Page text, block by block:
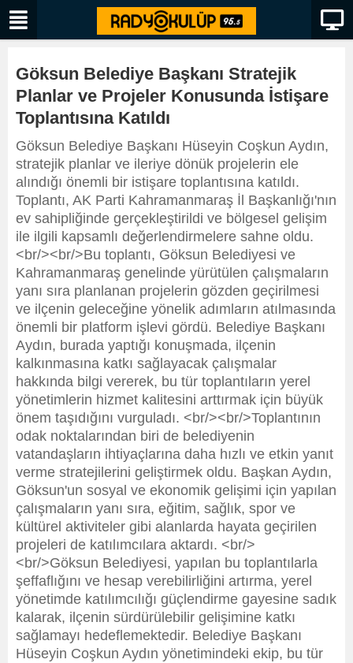
Göksun Belediye Başkanı Stratejik
Planlar ve Projeler Konusunda İstişare
Toplantısına Katıldı
Göksun Belediye Başkanı Hüseyin Coşkun Aydın,
stratejik planlar ve ileriye dönük projelerin ele
alındığı önemli bir istişare toplantısına katıldı.
Toplantı, AK Parti Kahramanmaraş İl Başkanlığı'nın
ev sahipliğinde gerçekleştirildi ve bölgesel gelişim
ile ilgili kapsamlı değerlendirmelere sahne oldu.
<br/><br/>Bu toplantı, Göksun Belediyesi ve
Kahramanmaraş genelinde yürütülen çalışmaların
yanı sıra planlanan projelerin gözden geçirilmesi
ve ilçenin geleceğine yönelik adımların atılmasında
önemli bir platform işlevi gördü. Belediye Başkanı
Aydın, burada yaptığı konuşmada, ilçenin
kalkınmasına katkı sağlayacak çalışmalar
hakkında bilgi vererek, bu tür toplantıların yerel
yönetimlerin hizmet kalitesini arttırmak için büyük
önem taşıdığını vurguladı. <br/><br/>Toplantının
odak noktalarından biri de belediyenin
vatandaşların ihtiyaçlarına daha hızlı ve etkin yanıt
verme stratejilerini geliştirmek oldu. Başkan Aydın,
Göksun'un sosyal ve ekonomik gelişimi için yapılan
çalışmaların yanı sıra, eğitim, sağlık, spor ve
kültürel aktiviteler gibi alanlarda hayata geçirilen
projeleri de katılımcılara aktardı. <br/>
<br/>Göksun Belediyesi, yapılan bu toplantılarla
şeffaflığını ve hesap verebilirliğini artırma, yerel
yönetimde katılımcılığı güçlendirme gayesine sadık
kalarak, ilçenin sürdürülebilir gelişimine katkı
sağlamayı hedeflemektedir. Belediye Başkanı
Hüseyin Coşkun Aydın yönetimindeki ekip, bu tür